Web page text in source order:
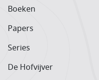
Boeken
Papers
Series
De Hofvijver